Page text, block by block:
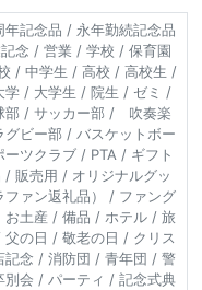
記念品 / 永年勤続記念品
念 / 営業 / 学校 / 保育園
/ 中学生 / 高校 / 高校生 /
学 / 大学生 / 院生 / ゼミ /
部 / サッカー部 / 吹奏楽
ビー部 / バスケットボー
ツクラブ / PTA / ギフト
販売用 / オリジナルグッ
ァン返礼品） / ファング
お土産 / 備品 / ホテル / 旅
の日 / 敬老の日 / クリス
記念 / 消防団 / 青年団 / 警
会 / パーティ / 記念式典